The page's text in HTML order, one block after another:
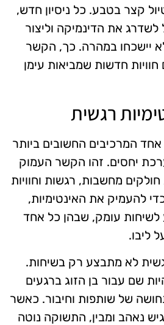
קצר בטבע. כל ניסיון חדש,
את הדינמיקה וליצור
יישכחו במהרה. כך, הקשר
חדשות שמביאות עימן
רגשית
אחד המרכיבים החשובים ביותר
יחסים. זהו הקשר העמוק
מחשבות, רגשות וחוויות
להעמיק את האינטימיות,
לשיחות עומק, שבהן כל אחד
ליבו.
לא מתבצע רק בשיחות.
שם עבור בן הזוג ברגעים
של שותפות וחיבור. כאשר
נאהב ומבין, התשוקה נוטה